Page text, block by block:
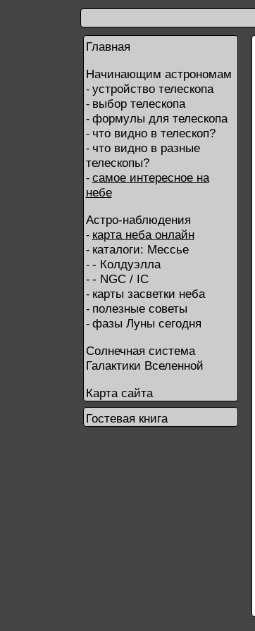
Главная
Начинающим астрономам
- устройство телескопа
- выбор телескопа
- формулы для телескопа
- что видно в телескоп?
- что видно в разные
телескопы?
- самое интересное на
небе
Астро-наблюдения
- карта неба онлайн
- каталоги: Мессье
- - Колдуэлла
- - NGC / IC
- карты засветки неба
- полезные советы
- фазы Луны сегодня
Солнечная система
Галактики Вселенной
Карта сайта
Гостевая книга